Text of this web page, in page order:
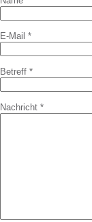
E-Mail *
Betreff *
Nachricht *